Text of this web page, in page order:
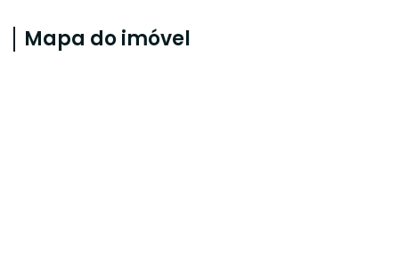
Mapa do imóvel